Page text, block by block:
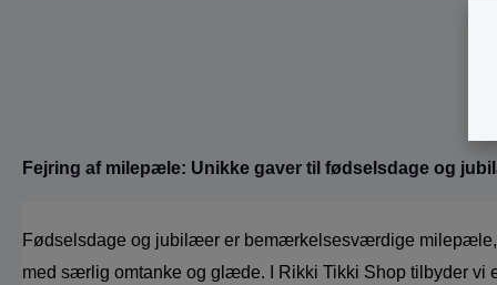
og tak! Brand: Lykketrolde Højde: 9
Flag gør
ældste
enkel
Brand:
Stang:
Fejring af milepæle: Unikke gaver til fødselsdage og
Fødselsdage og jubilæer er bemærkelsesværdige milepæle,
med særlig omtanke og glæde. I Rikki Tikki Shop tilbyder vi